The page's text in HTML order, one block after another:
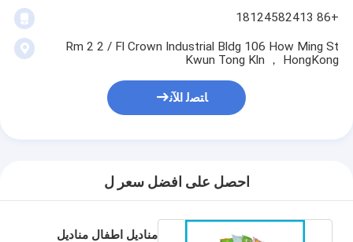
+86 18124582413
Rm 2 2 / Fl Crown Industrial Bldg 106 How Ming St
Kwun Tong Kln ， HongKong
ﺎﺘﺼﻟ ﺍﻶﻧ
احصل على افضل سعر ل
مناديل اطفال مناديل